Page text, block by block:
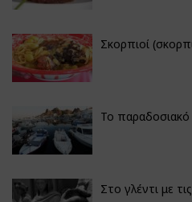
Σκορπιοί
Το παραδοσιακό
Στο γλέντι με